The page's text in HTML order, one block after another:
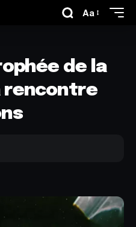
Aa
de la
rencontre